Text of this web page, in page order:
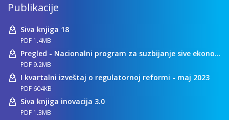
Publikacije
Siva knjiga 18
PDF 1.4MB
Pregled - Nacionalni program za suzbijanje sive ekonomije
PDF 9.2MB
I kvartalni izveštaj o regulatornoj reformi - maj 2023
PDF 604KB
Siva knjiga inovacija 3.0
PDF 1.3MB